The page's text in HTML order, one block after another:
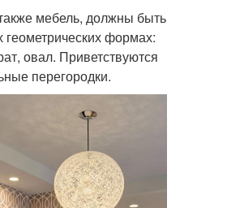
мебель, должны быть
формах:
овал. Приветствуются
перегородки.